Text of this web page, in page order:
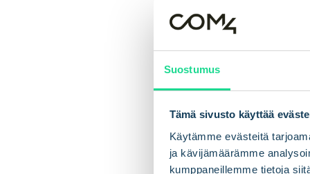
Suostumus
Tämä sivusto käyttää
Käytämme evästeitä
ja kävijämäärämme
kumppaneillemme tietoja
ehdoton